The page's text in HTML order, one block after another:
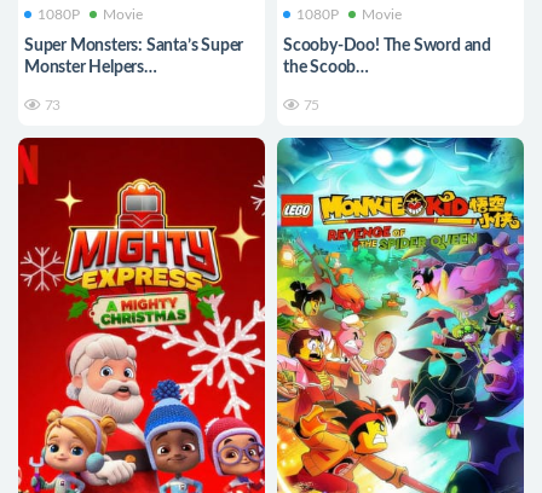
1080P Movie
Super Monsters: Santa’s Super
Monster Helpers
73
1080P Movie
Scooby-Doo! The Sword and
the Scoob
75